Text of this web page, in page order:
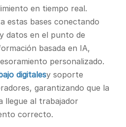
en tiempo real.
estas bases conectando
datos en el punto de
basada en IA,
personalizado.
digitalesy soporte
garantizando que la
llegue al trabajador
correcto.